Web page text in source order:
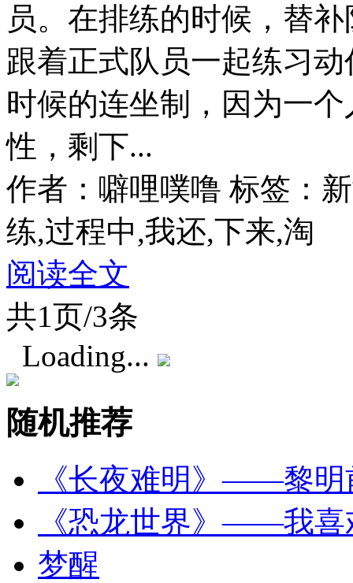
员。在排练的时候，替
跟着正式队员一起练习
时候的连坐制，因为一
性，剩下...
作者：噼哩噗噜 标签：
练,过程中,我还,下来,淘
阅读全文
共1页/3条
Loading...
随机推荐
《长夜难明》——黎明
《恐龙世界》——我喜
梦醒